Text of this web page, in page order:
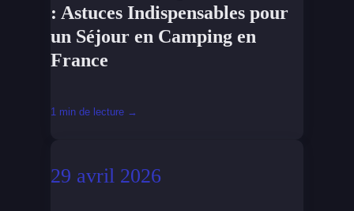
: Astuces Indispensables pour
un Séjour en Camping en
France
1 min de lecture →
29 avril 2026